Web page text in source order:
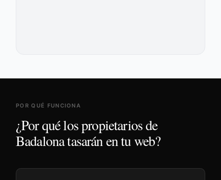
POR QUÉ FUNCIONA
¿Por qué los propietarios de
Badalonatasarán en tu web?